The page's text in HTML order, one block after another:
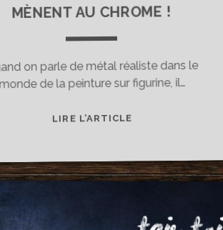
MÈNENT AU CHROME !
on parle de métal réaliste dans le
monde de la peinture sur figurine, il…
LIRE L’ARTICLE[MATOS]
CHEMINS
MÈNENT
CHROME